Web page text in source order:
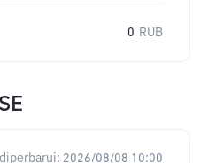
0 RUB
diperbarui: 2026/08/08 10:00